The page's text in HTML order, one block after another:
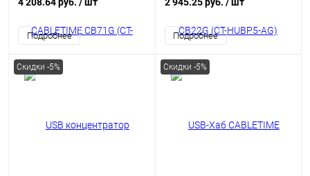
Подробнее Подробнее
Скидки -5% Скидки -5%